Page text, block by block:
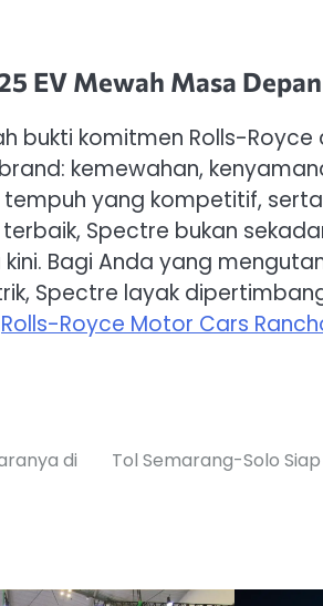
EV Mewah Masa Depan
bukti komitmen Rolls-
kemewahan,
yang kompetitif,
Spectre bukan
Bagi Anda yang
Spectre layak
Rolls-Royce Motor Cars
di
Tol Semarang-Solo